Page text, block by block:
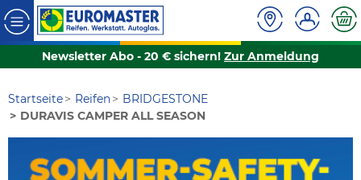
Newsletter Abo - 20 € sichern! Zur Anmeldung
Startseite Reifen
BRIDGESTONE
DURAVIS CAMPER ALL SEASON